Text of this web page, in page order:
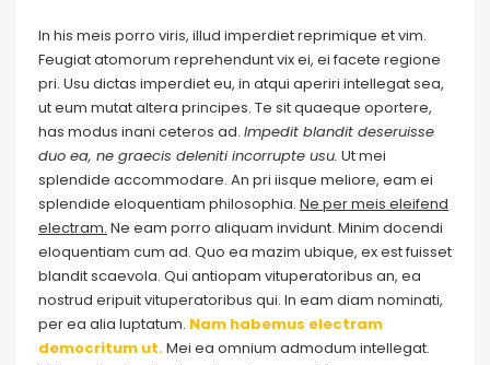
In his meis porro viris, illud imperdiet reprimique et vim.
Feugiat atomorum reprehendunt vix ei, ei facete regione
pri. Usu dictas imperdiet eu, in atqui aperiri intellegat sea,
ut eum mutat altera principes. Te sit quaeque oportere,
has modus inani ceteros ad. Impedit blandit deseruisse
duo ea, ne graecis deleniti incorrupte usu. Ut mei
splendide accommodare. An pri iisque meliore, eam ei
splendide eloquentiam philosophia. Ne per meis eleifend
electram. Ne eam porro aliquam invidunt. Minim docendi
eloquentiam cum ad. Quo ea mazim ubique, ex est fuisset
blandit scaevola. Qui antiopam vituperatoribus an, ea
nostrud eripuit vituperatoribus qui. In eam diam nominati,
per ea alia luptatum. Nam habemus electram
democritum ut.Mei ea omnium admodum intellegat.